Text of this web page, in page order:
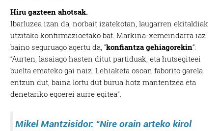
Hiru gazteen ahotsak.
Ibarluzea izan da, norbait izatekotan, laugarren ekitaldiak
utzitako konfirmazioetako bat. Markina-xemeindarra iaz
baino seguruago agertu da, “konfiantza gehiagorekin“:
“Aurten, lasaiago hasten ditut partiduak, eta hutsegiteei
buelta emateko gai naiz. Lehiaketa osoan faborito garela
entzun dut, baina lortu dut burua hotz mantentzea eta
denetariko egoerei aurre egitea”.
Mikel Mantzisidor: “Nire orain arteko kirol